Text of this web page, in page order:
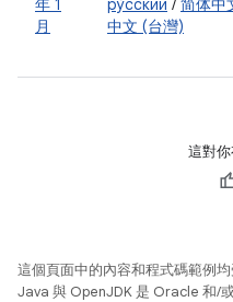
年 1
月
ру́сский /简体中
中文 (台灣)
這對
這個頁面中的內容和程式碼範例
Java 與 OpenJDK 是 Oracle 和/